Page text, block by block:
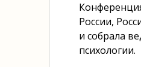
России,
и собрала
психологии.